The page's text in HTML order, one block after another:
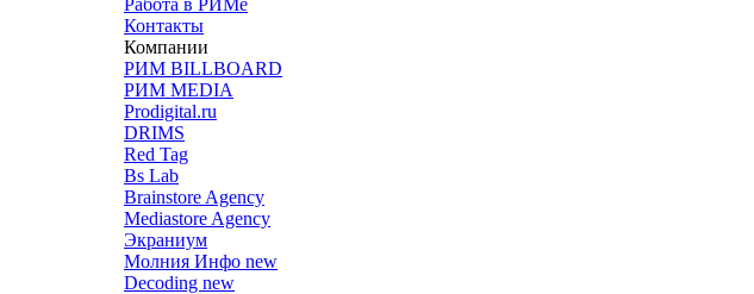
Работа в РИМе
Контакты
Компании
РИМ BILLBOARD
РИМ MEDIA
Prodigital.ru
DRIMS
Red Tag
Bs Lab
Brainstore Agency
Mediastore Agency
Экраниум
Молния Инфо new
Decoding new